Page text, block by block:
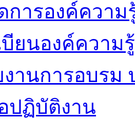
การองค์ความ
บียนองค์ความ
งานการอบรม
ปฏิบัติงาน